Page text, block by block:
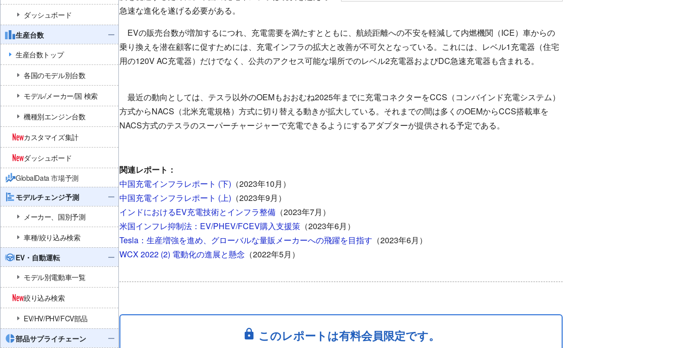
ダッシュボード
生産台数
生産台数トップ
各国のモデル別台数
モデル/メーカー/国 検索
機種別エンジン台数
カスタマイズ集計
ダッシュボード
GlobalData 市場予測
モデルチェンジ予測
メーカー、国別予測
車種/絞り込み検索
EV・自動運転
モデル別電動車一覧
絞り込み検索
EV/HV/PHV/FCV部品
部品サプライチェーン
急速な進化を遂げる必要がある。
EVの販売台数が増加するにつれ、充電需要を満たすとともに、航続距離への不安を軽減して内燃機関（ICE）車からの
乗り換えを潜在顧客に促すためには、充電インフラの拡大と改善が不可欠となっている。これには、レベル1充電器（住宅
用の120V AC充電器）だけでなく、公共のアクセス可能な場所でのレベル2充電器およびDC急速充電器も含まれる。
最近の動向としては、テスラ以外のOEMもおおむね2025年までに充電コネクターをCCS（コンバインド充電システム）
方式からNACS（北米充電規格）方式に切り替える動きが拡大している。それまでの間は多くのOEMからCCS搭載車を
NACS方式のテスラのスーパーチャージャーで充電できるようにするアダプターが提供される予定である。
関連レポート：
中国充電インフラレポート (下) （2023年10月）
中国充電インフラレポート (上) （2023年9月）
インドにおけるEV充電技術とインフラ整備 （2023年7月）
米国インフレ抑制法：EV/PHEV/FCEV購入支援策 （2023年6月）
Tesla：生産増強を進め、グローバルな量販メーカーへの飛躍を目指す （2023年6月）
WCX 2022 (2) 電動化の進展と懸念 （2022年5月）
このレポートは有料会員限定です。